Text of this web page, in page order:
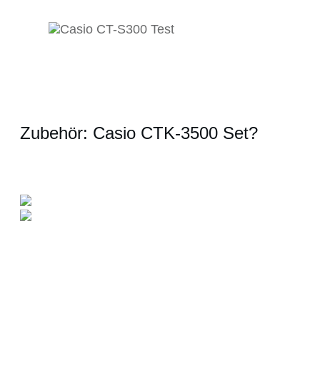
Zubehör: Casio CTK-3500 Set?